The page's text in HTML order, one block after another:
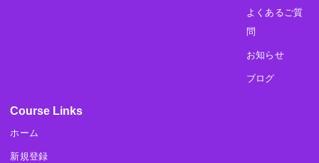
よくあるご質
問
お知らせ
ブログ
Course Links
ホーム
新規登録